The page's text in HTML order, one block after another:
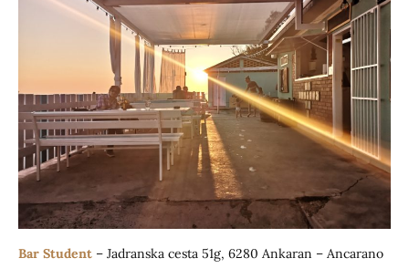
Bar Student – Jadranska cesta 51g, 6280 Ankaran – Ancarano